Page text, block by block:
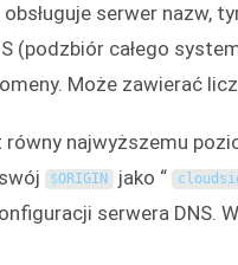
serwer nazw,
(podzbiór całego
Może zawierać
najwyższemu
$ORIGIN jako “
serwera DNS.